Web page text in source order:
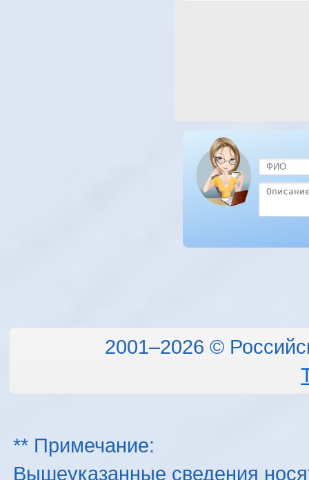
2001–2026 ©
** Примечание:
Вышеуказанные сведения